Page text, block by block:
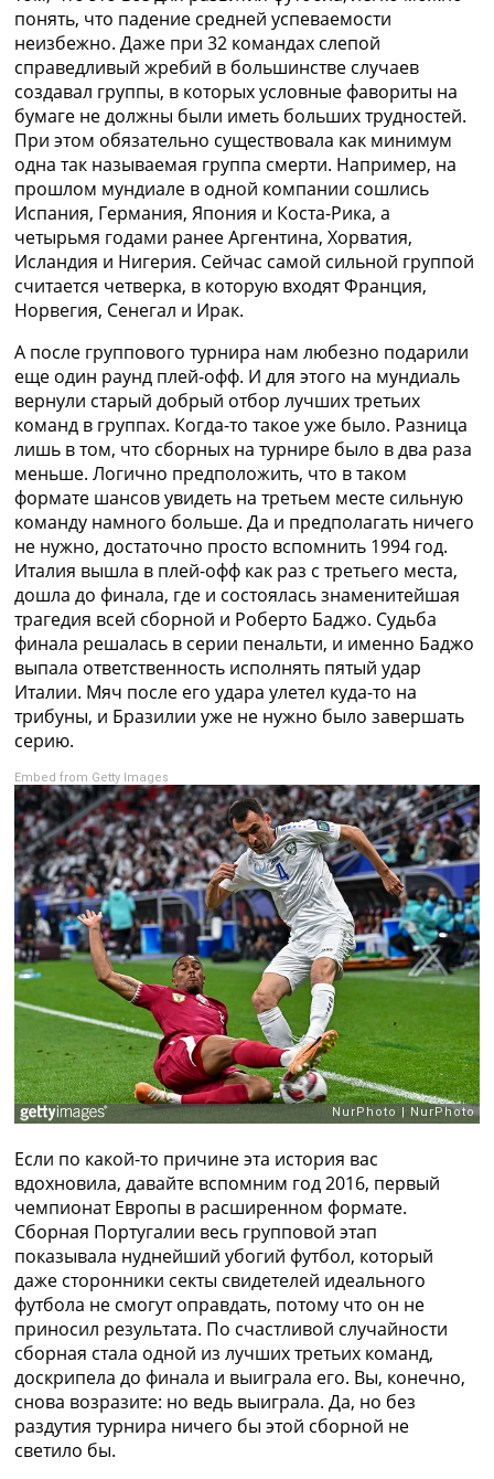
понять, что падение средней успеваемости
неизбежно. Даже при 32 командах слепой
справедливый жребий в большинстве случаев
создавал группы, в которых условные фавориты на
бумаге не должны были иметь больших трудностей.
При этом обязательно существовала как минимум
одна так называемая группа смерти. Например, на
прошлом мундиале в одной компании сошлись
Испания, Германия, Япония и Коста-Рика, а
четырьмя годами ранее Аргентина, Хорватия,
Исландия и Нигерия. Сейчас самой сильной группой
считается четверка, в которую входят Франция,
Норвегия, Сенегал и Ирак.
А после группового турнира нам любезно подарили
еще один раунд плей-офф. И для этого на мундиаль
вернули старый добрый отбор лучших третьих
команд в группах. Когда-то такое уже было. Разница
лишь в том, что сборных на турнире было в два раза
меньше. Логично предположить, что в таком
формате шансов увидеть на третьем месте сильную
команду намного больше. Да и предполагать ничего
не нужно, достаточно просто вспомнить 1994 год.
Италия вышла в плей-офф как раз с третьего места,
дошла до финала, где и состоялась знаменитейшая
трагедия всей сборной и Роберто Баджо. Судьба
финала решалась в серии пенальти, и именно Баджо
выпала ответственность исполнять пятый удар
Италии. Мяч после его удара улетел куда-то на
трибуны, и Бразилии уже не нужно было завершать
серию.
Embed from Getty Images
Если по какой-то причине эта история вас
вдохновила, давайте вспомним год 2016, первый
чемпионат Европы в расширенном формате.
Сборная Португалии весь групповой этап
показывала нуднейший убогий футбол, который
даже сторонники секты свидетелей идеального
футбола не смогут оправдать, потому что он не
приносил результата. По счастливой случайности
сборная стала одной из лучших третьих команд,
доскрипела до финала и выиграла его. Вы, конечно,
снова возразите: но ведь выиграла. Да, но без
раздутия турнира ничего бы этой сборной не
светило бы.